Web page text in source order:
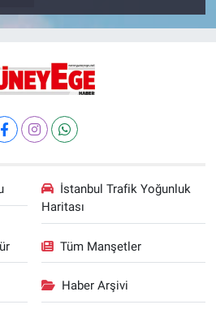
İstanbul Trafik Yoğunluk
Haritası
Tüm Manşetler
Haber Arşivi